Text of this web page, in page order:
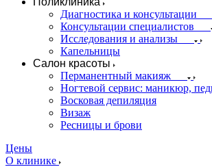
Диагностика и консультации
Консультации специалистов
Исследования и анализы
Капельницы
Салон красоты
Перманентный макияж
Ногтевой сервис: маникюр,
Восковая депиляция
Визаж
Ресницы и брови
Цены
О клинике